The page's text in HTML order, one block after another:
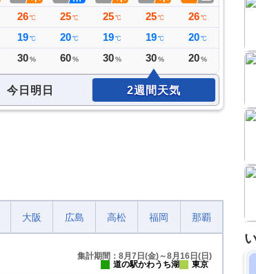
26℃
19℃
30%
25℃
20℃
60%
25 ℃
19 ℃
30 %
25 ℃
19 ℃
30 %
26 ℃
20 ℃
20 % %
今日明日 2週間天気
大阪 広島 高松 福岡 那覇
集計期間：8月7日(金)～8月16日(日)
道の駅かわうち湖
東京